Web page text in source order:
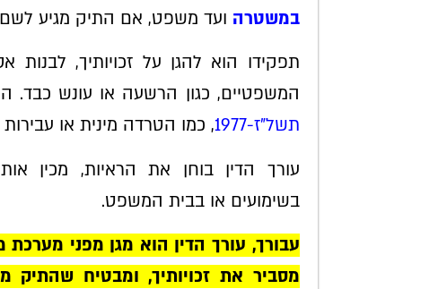
במשטרה ועד משפט, אם התיק מגיע
תפקידו הוא להגן על זכויותיך,
המשפטיים, כגון הרשעה או עונש כבד.
תשל"ז-1977
, כמו הטרדה מינית או עבירות
עורך הדין בוחן את הראיות, מכין
בשימועים או בבית המשפט.
עבורך, עורך הדין הוא מגן מפני
מסביר את זכויותיך, ומבטיח שהתיק